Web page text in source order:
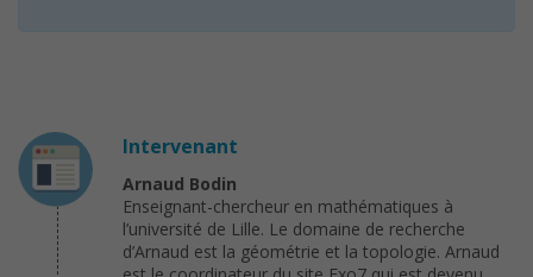
Intervenant
Arnaud Bodin
Enseignant-chercheur en mathématiques à
l’université de Lille. Le domaine de recherche
d’Arnaud est la géométrie et la topologie. Arnaud